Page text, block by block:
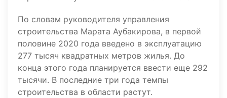
По словам руководителя управления
строительства Марата Аубакирова, в первой
половине 2020 года введено в эксплуатацию
277 тысяч квадратных метров жилья. До
конца этого года планируется ввести еще 292
тысячи. В последние три года темпы
строительства в области растут.